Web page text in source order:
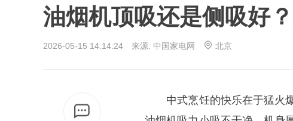
油烟机顶吸还是侧吸好
2026-05-15 14:14:24 来源: 中国家电网 北京
中式烹饪的快乐在于猛火爆